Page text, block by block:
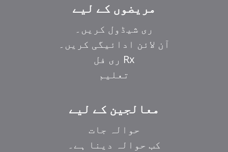
مریضوں کے لیے
ری شیڈول کریں۔
آن لائن ادائیگی کریں۔
Rx ری فل
تعلیم
معالجین کے لیے
حوالہ جات
کب حوالہ دینا ہے۔